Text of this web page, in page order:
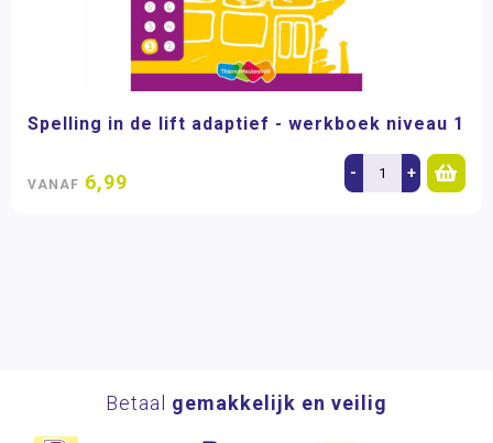
Spelling in de lift adaptief - werkboek niveau 1
VANAF 6,99 - +
Betaal gemakkelijk en veilig